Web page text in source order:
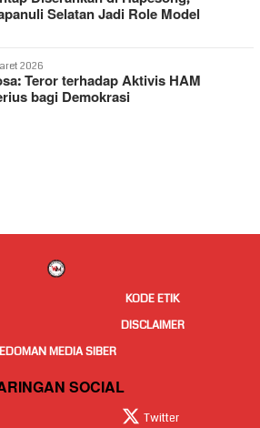
Selatan Jadi Role Model
2026
Teror terhadap Aktivis HAM
bagi Demokrasi
KODE ETIK
DISCLAIMER
MEDIA SIBER
SOCIAL
Twitter